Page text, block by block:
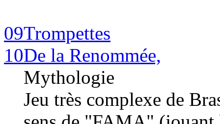
09Trompettes
10De la Renommée,
Mythologie
Jeu très complexe de